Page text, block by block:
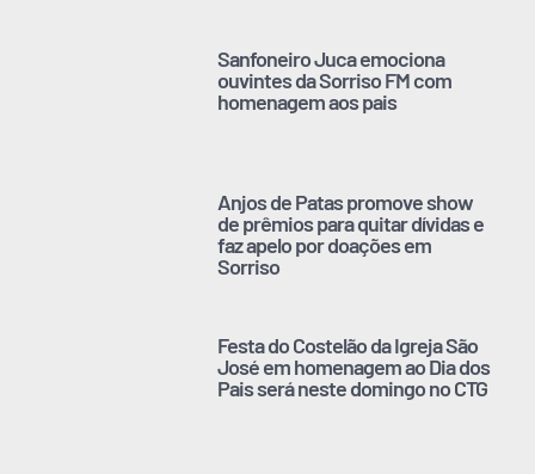
Sanfoneiro Juca emociona
ouvintes da Sorriso FM com
homenagem aos pais
Anjos de Patas promove show
de prêmios para quitar dívidas e
faz apelo por doações em
Sorriso
Festa do Costelão da Igreja São
José em homenagem ao Dia dos
Pais será neste domingo no CTG